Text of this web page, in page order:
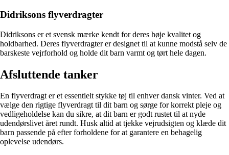
Didriksons flyverdragter
Didriksons er et svensk mærke kendt for deres høje kvalitet og
holdbarhed. Deres flyverdragter er designet til at kunne modstå selv de
barskeste vejrforhold og holde dit barn varmt og tørt hele dagen.
Afsluttende tanker
En flyverdragt er et essentielt stykke tøj til enhver dansk vinter. Ved at
vælge den rigtige flyverdragt til dit barn og sørge for korrekt pleje og
vedligeholdelse kan du sikre, at dit barn er godt rustet til at nyde
udendørslivet året rundt. Husk altid at tjekke vejrudsigten og klæde dit
barn passende på efter forholdene for at garantere en behagelig
oplevelse udendørs.